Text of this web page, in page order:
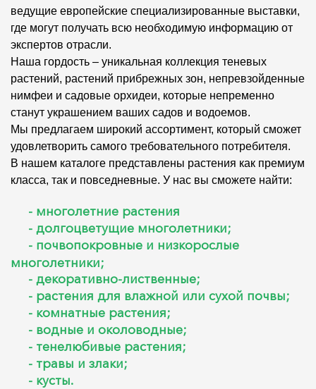
ведущие европейские специализированные выставки,
где могут получать всю необходимую информацию от
экспертов отрасли.
Наша гордость – уникальная коллекция теневых
растений, растений прибрежных зон, непревзойденные
нимфеи и садовые орхидеи, которые непременно
станут украшением ваших садов и водоемов.
Мы предлагаем широкий ассортимент, который сможет
удовлетворить самого требовательного потребителя.
В нашем каталоге представлены растения как премиум
класса, так и повседневные. У нас вы сможете найти:
- многолетние растения
- долгоцветущие многолетники;
- почвопокровные и низкорослые
многолетники;
- декоративно-лиственные;
- растения для влажной или сухой почвы;
- комнатные растения;
- водные и околоводные;
- тенелюбивые растения;
- травы и злаки;
- кусты.